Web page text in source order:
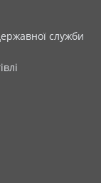
служби